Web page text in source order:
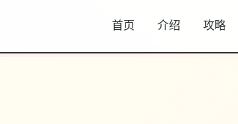
首页 介绍 攻略